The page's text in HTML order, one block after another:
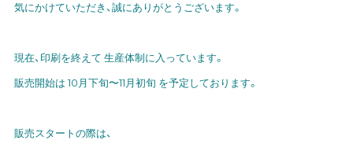
気にかけていただき、誠にありがとうございます。
現在、印刷を終えて 生産体制に入っています。
販売開始は 10月下旬〜11月初旬 を予定しております。
販売スタートの際は、